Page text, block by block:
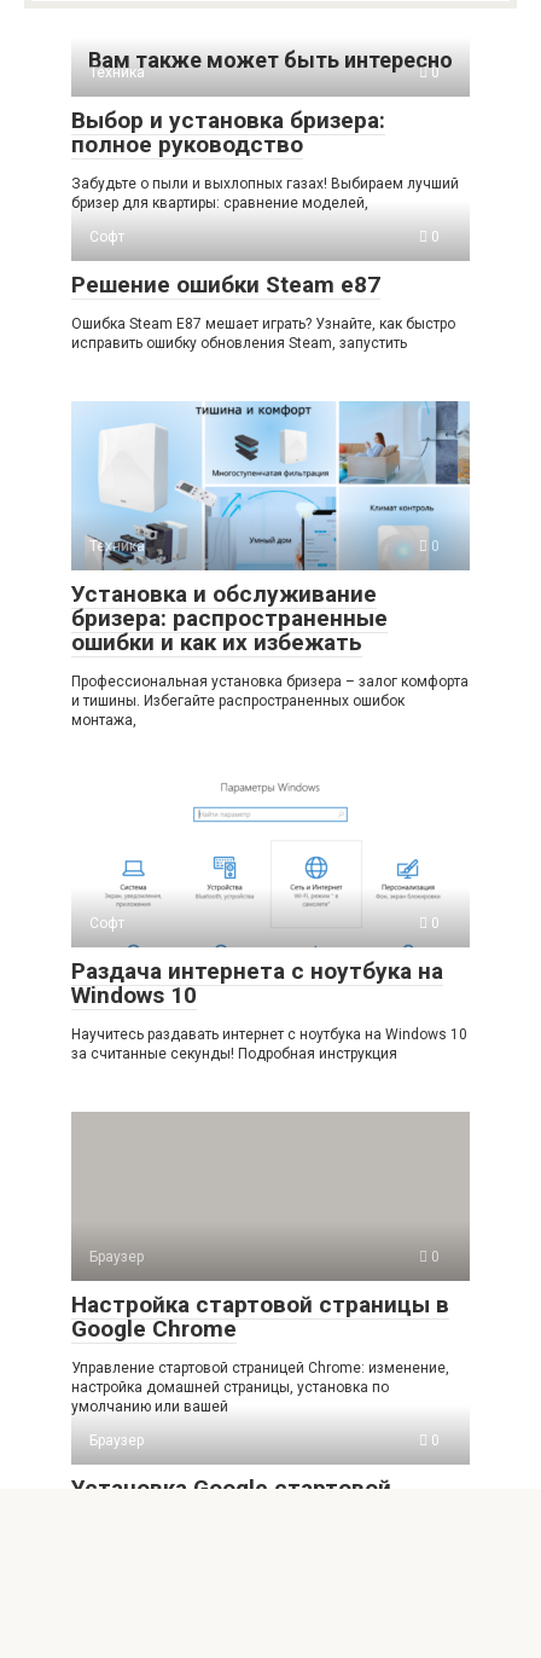
Вам также может быть интересно
Техника 0
Выбор и установка бризера:
полное руководство
Забудьте о пыли и выхлопных газах! Выбираем лучший
бризер для квартиры: сравнение моделей,
Софт
0
Решение ошибки Steam e87
Ошибка Steam E87 мешает играть? Узнайте, как быстро
исправить ошибку обновления Steam, запустить
Техника 0
Установка и обслуживание
бризера: распространенные
ошибки и как их избежать
Профессиональная установка бризера – залог комфорта
и тишины. Избегайте распространенных ошибок
монтажа,
Софт 0
Раздача интернета с ноутбука на
Windows 10
Научитесь раздавать интернет с ноутбука на Windows 10
за считанные секунды! Подробная инструкция
Браузер 0
Настройка стартовой страницы в
Google Chrome
Управление стартовой страницей Chrome: изменение,
настройка домашней страницы, установка по
умолчанию или вашей
Браузер
0
Установка Google стартовой